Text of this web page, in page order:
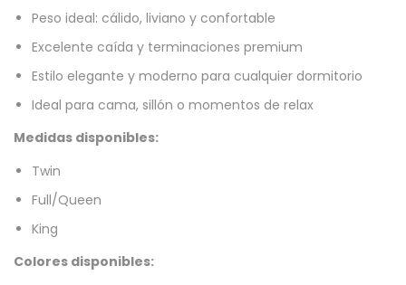
Peso ideal: cálido, liviano y confortable
Excelente caída y terminaciones premium
Estilo elegante y moderno para cualquier dormitorio
Ideal para cama, sillón o momentos de relax
Medidas disponibles:
Twin
Full/Queen
King
Colores disponibles: